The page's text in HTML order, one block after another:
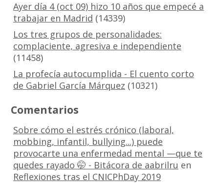
Ayer día 4 (oct 09) hizo 10 años que empecé a
trabajar en Madrid (14339)
Los tres grupos de personalidades:
complaciente, agresiva e independiente
(11458)
La profecía autocumplida - El cuento corto
de Gabriel García Márquez (10321)
Comentarios
Sobre cómo el estrés crónico (laboral,
mobbing, infantil, bullying...) puede
provocarte una enfermedad mental —que te
quedes rayado 🤭 - Bitácora de aabrilru en
Reflexiones tras el CNICPhDay 2019